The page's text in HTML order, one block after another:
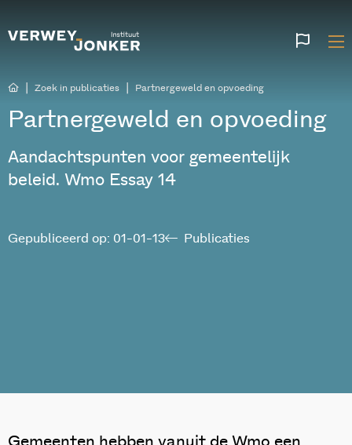
Zoek in publicaties Partnergeweld en opvoeding
Partnergeweld en opvoeding
Aandachtspunten voor gemeentelijk
beleid. Wmo Essay 14
Publicaties
Gepubliceerd op: 01-01-13
Gemeenten hebben vanuit de Wmo een